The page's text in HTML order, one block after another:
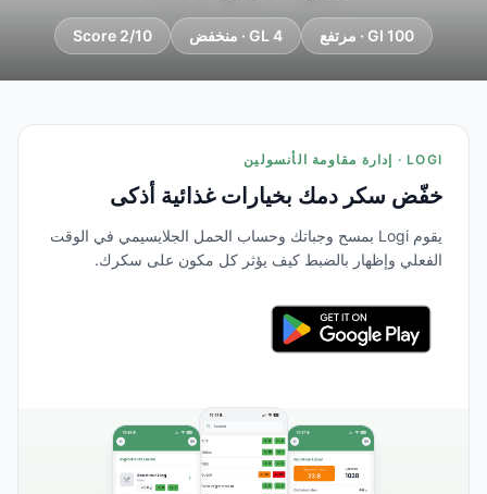
GI 100 · مرتفع GL 4 · منخفض Score 2/10
LOGI · إدارة مقاومة الأنسولين
خفّض سكر دمك بخيارات غذائية أذكى
يقوم Logi بمسح وجباتك وحساب الحمل الجلايسيمي في الوقت
الفعلي وإظهار بالضبط كيف يؤثر كل مكون على سكرك.